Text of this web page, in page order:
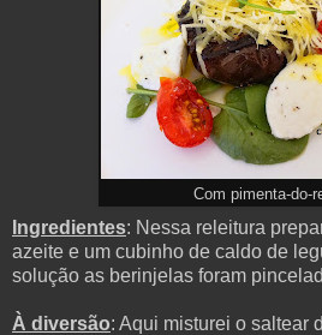
Com pimenta-do-
Ingredientes: Nessa releitura
azeite e um cubinho de caldo de
solução as berinjelas foram
À diversão: Aqui misturei o saltear